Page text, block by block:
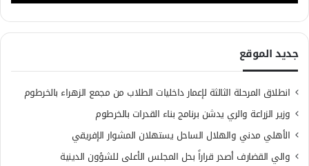
جديد الموقع
انطلاق المرحلة الثالثة لإعمار داخليات الطلاب من مجمع الزهراء بالخرطوم
وزير الزراعة والري يدشن برنامج بناء القدرات بالخرطوم
الأهلي مدني والهلال الساحل يستهلان المشوار الإفريقي
والي القضارف أصدر قراراً بحل المجلس الأعلى للشؤون الدينية